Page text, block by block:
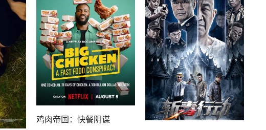
鸡肉帝国：快餐阴谋